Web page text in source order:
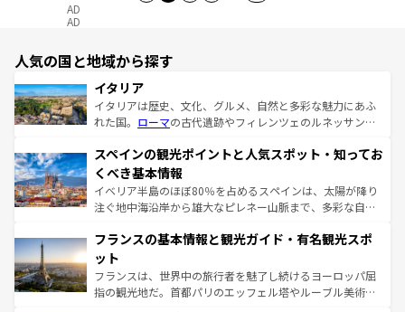
AD
AD
人気の国と地域から探す
イタリア
イタリアは歴史、文化、グルメ、自然と多彩な魅力にあふ
れた国。 ローマの古代遺跡やフィレンツェのルネッサンス
ろん、トスカーナの美しい田園風景やアマルフィ海岸の絶
景など、自然景観も見逃せない。観光の合間には、本場の
ピザやパスタなど、絶品のイタリア料理を堪能することも
できる。朝目覚めてから夜眠るまで、すべての瞬間を楽し
なお、新着のイタリア情報はコンテンツ一覧を参照してほ
しい。
スペインの観光ポイントと人気スポット・知ってお
くべき基本情報
イベリア半島のほぼ80％を占めるスペインは、太陽が降り
注ぐ地中海沿岸から雄大なピレネー山脈まで、多彩な自然
文化が根付くこの国では、情熱的なフラメンコ、熱気あふ
れる闘牛、そして美味しいタパスが生活の一部となってい
る。首都マドリードの洗練された雰囲気や、バルセロナの
アートに溢れた街角から、地方では古代ローマ遺跡や中世
フランスの基本情報と観光ガイド・有名観光スポ
ット
フランスは、世界中の旅行者を魅了し続けるヨーロッパ屈
指の観光地だ。首都パリのエッフェル塔やルーブル美術館